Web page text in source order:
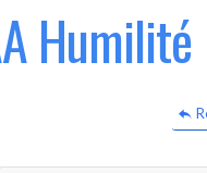
Humilité